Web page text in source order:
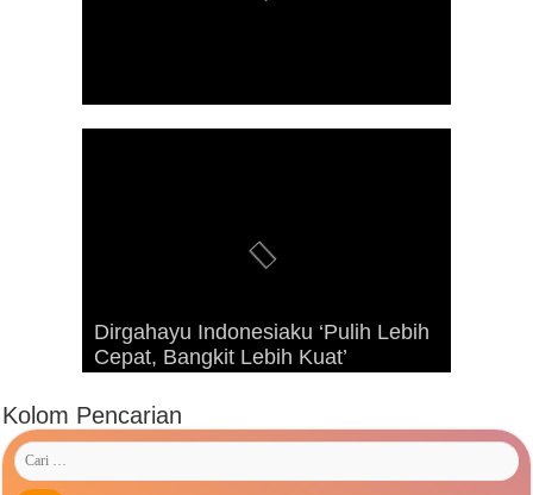
Dirgahayu Indonesiaku ‘Pulih Lebih
Cepat, Bangkit Lebih Kuat’
Advetorial Hari Raya Idul Fitri 1443
Hijriah
Kunjungan Presiden RI Joko
Widodo ke Kaimana Tahun 2019
Kolom Pencarian